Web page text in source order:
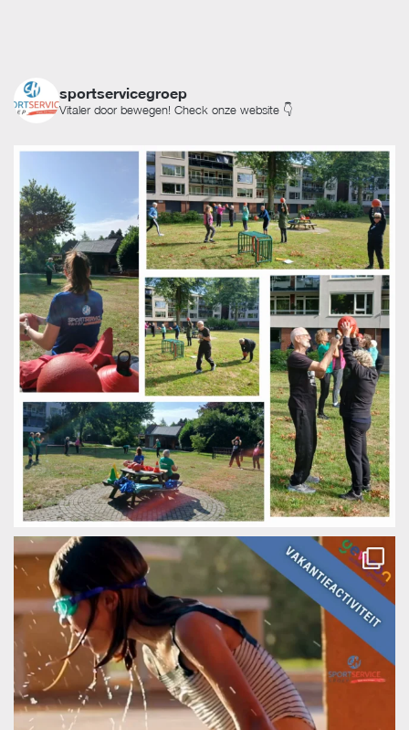
sportservicegroep
Vitaler door bewegen! Check onze website 👇